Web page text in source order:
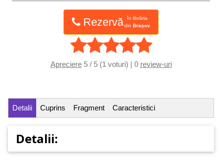
Rezervă
în librăria
din Brașov
Apreciere5 / 5 (1 voturi) | 0 review-uri
Detalii Cuprins Fragment Caracteristici
Detalii: